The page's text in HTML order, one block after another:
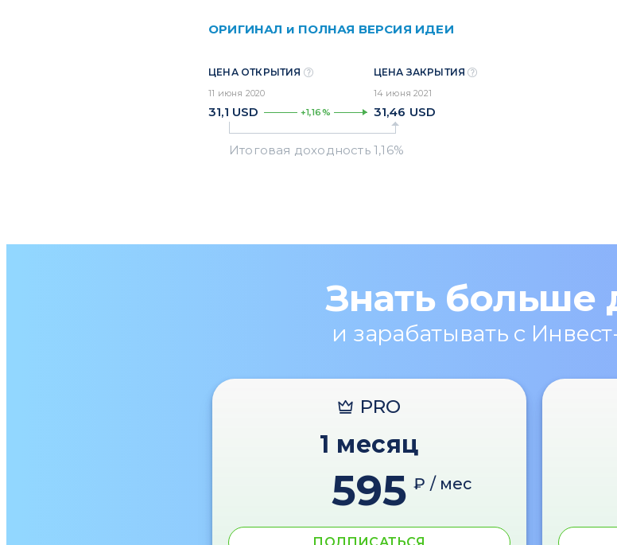
ОРИГИНАЛ и ПОЛНАЯ ВЕРСИЯ ИДЕИ
ЦЕНА ОТКРЫТИЯ
11 июня 2020
31,1 USD +1,16%
ЦЕНА ЗАКРЫТИЯ
14 июня 2021
31,46 USD
Знать больше
и зарабатывать с
PRO
1 месяц
595 ₽ / мес